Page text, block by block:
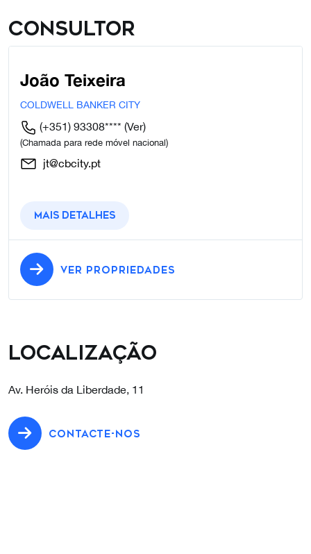
Consultor
João Teixeira
COLDWELL BANKER CITY
(+351) 93308**** (Ver)
(Chamada para rede móvel nacional)
jt@cbcity.pt
Mais detalhes
VER PROPRIEDADES
Localização
Av. Heróis da Liberdade, 11
CONTACTE-NOS